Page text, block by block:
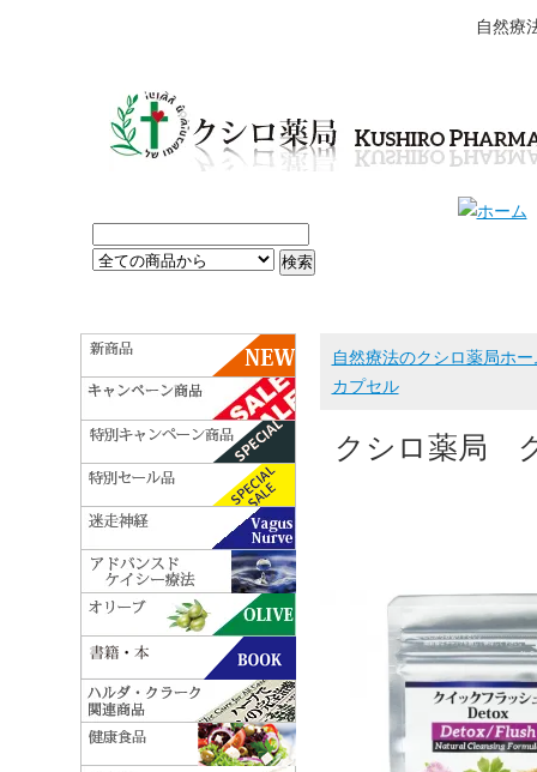
自然療
自然療法のクシロ薬局ホー
カプセル
クシロ薬局